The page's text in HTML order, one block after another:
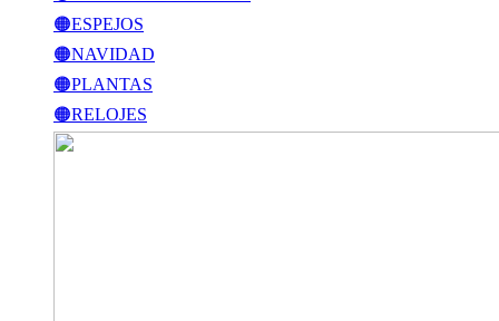
🟠ESPEJOS
🟠NAVIDAD
🟠PLANTAS
🟠RELOJES